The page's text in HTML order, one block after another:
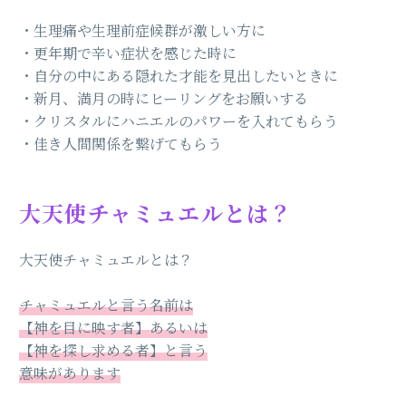
・生理痛や生理前症候群が激しい方に
・更年期で辛い症状を感じた時に
・自分の中にある隠れた才能を見出したいときに
・新月、満月の時にヒーリングをお願いする
・クリスタルにハニエルのパワーを入れてもらう
・佳き人間関係を繋げてもらう
大天使チャミュエルとは？
大天使チャミュエルとは？
チャミュエルと言う名前は
【神を目に映す者】あるいは
【神を探し求める者】と言う
意味があります